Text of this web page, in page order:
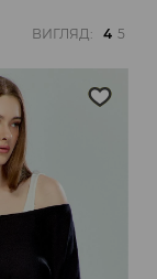
ВИГЛЯД : 4 5